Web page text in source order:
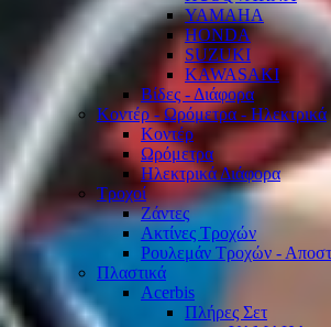
YAMAHA
HONDA
SUZUKI
KAWASAKI
Βίδες - Διάφορα
Κοντέρ - Ωρόμετρα - Ηλεκτρικά
Κοντέρ
Ωρόμετρα
Ηλεκτρικά Διάφορα
Τροχοί
Ζάντες
Ακτίνες Τροχών
Ρουλεμάν Τροχών -
Πλαστικά
Acerbis
Πλήρες Σετ